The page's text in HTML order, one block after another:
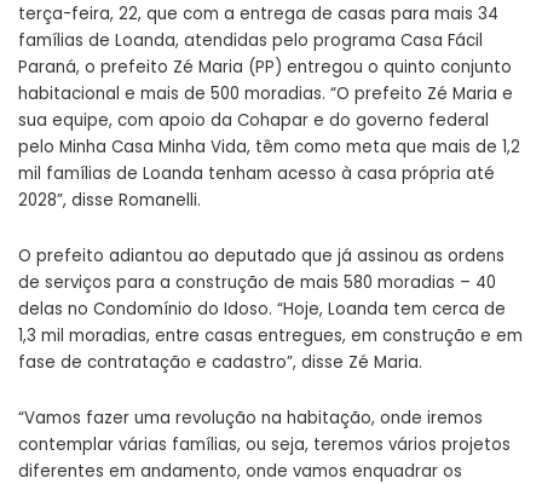
terça-feira, 22, que com a entrega de casas para mais 34
famílias de Loanda, atendidas pelo programa Casa Fácil
Paraná, o prefeito Zé Maria (PP) entregou o quinto conjunto
habitacional e mais de 500 moradias. “O prefeito Zé Maria e
sua equipe, com apoio da Cohapar e do governo federal
pelo Minha Casa Minha Vida, têm como meta que mais de 1,2
mil famílias de Loanda tenham acesso à casa própria até
2028”, disse Romanelli.
O prefeito adiantou ao deputado que já assinou as ordens
de serviços para a construção de mais 580 moradias – 40
delas no Condomínio do Idoso. “Hoje, Loanda tem cerca de
1,3 mil moradias, entre casas entregues, em construção e em
fase de contratação e cadastro”, disse Zé Maria.
“Vamos fazer uma revolução na habitação, onde iremos
contemplar várias famílias, ou seja, teremos vários projetos
diferentes em andamento, onde vamos enquadrar os